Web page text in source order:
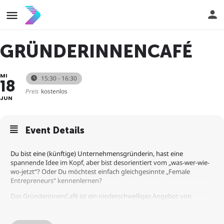
GRÜNDERINNENCAFÉ
MI
18
JUN
15:30 - 16:30
Preis kostenlos
Event Details
Du bist eine (künftige) Unternehmensgründerin, hast eine
spannende Idee im Kopf, aber bist desorientiert vom „was-wer-wie-
wo-jetzt“? Oder Du möchtest einfach gleichgesinnte „Female
Entrepreneurs“ kennenlernen?
Das GründerinnenCafé ist ein niederschwelliges Angebot von